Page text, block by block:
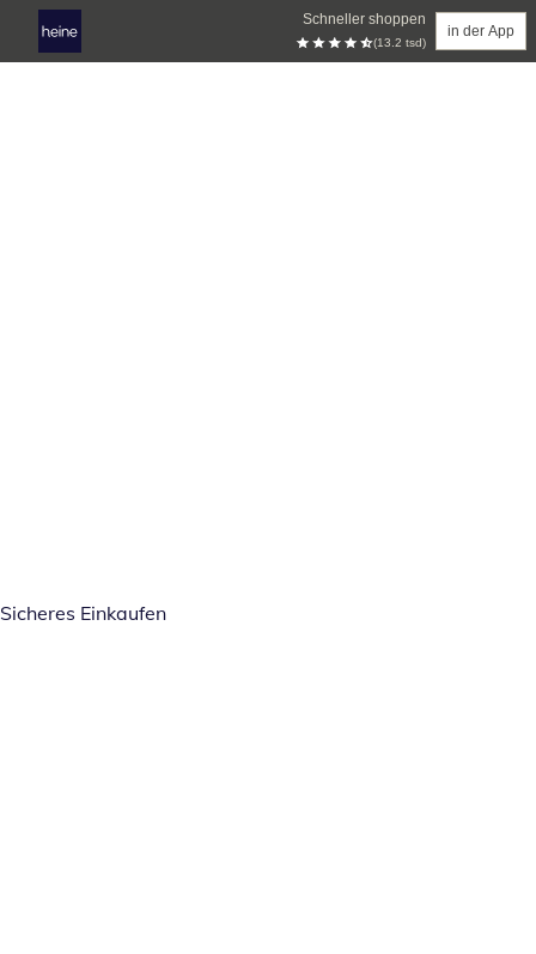
Schneller shoppen
(13.2 tsd)
in der App
Sicheres Einkaufen